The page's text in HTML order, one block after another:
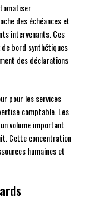
des échéances et
intervenants. Ces
bord synthétiques
des déclarations
pour les services
comptable. Les
volume important
Cette concentration
humaines et